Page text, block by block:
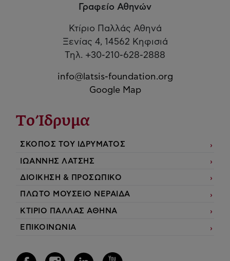
Γραφείο Αθηνών
Κτίριο Παλλάς Αθηνά
Ξενίας 4, 14562 Κηφισιά
Τηλ. +30-210-628-2888
info@latsis-foundation.org
Google Map
Το Ίδρυμα
ΣΚΟΠΟΣ ΤΟΥ ΙΔΡΥΜΑΤΟΣ
ΙΩΑΝΝΗΣ ΛΑΤΣΗΣ
ΔΙΟΙΚΗΣΗ & ΠΡΟΣΩΠΙΚΟ
ΠΛΩΤΟ ΜΟΥΣΕΙΟ ΝΕΡΑΙΔΑ
ΚΤΙΡΙΟ ΠΑΛΛΑΣ ΑΘΗΝΑ
ΕΠΙΚΟΙΝΩΝΙΑ